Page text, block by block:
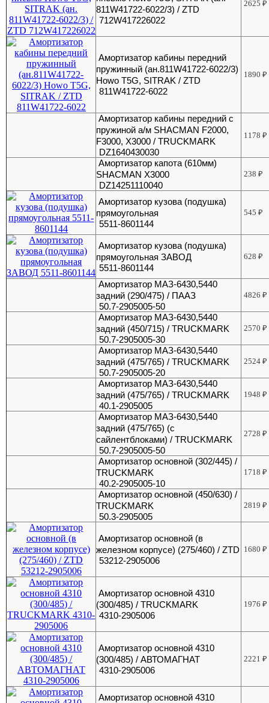
811W41722-6022/3) / ZTD
712W417226022
2625₽
Амортизатор кабины передний
пружинный (ан.811W41722-6022/3)
Howo T5G, SITRAK / ZTD
811W41722-6022
1890₽
Амортизатор кабины передний с
пружиной а/м SHACMAN F2000,
F3000, X3000 / TRUCKMARK
DZ1640430030
1178₽
Амортизатор капота (610мм)
SHACMAN X3000
DZ14251110040
238₽
Амортизатор кузова (подушка)
прямоугольная
5511-8601144
545₽
Амортизатор кузова (подушка)
прямоугольная ЗАВОД
5511-8601144
628₽
Амортизатор МАЗ-6430,5440
задний (290/475) / ПААЗ
50.7-2905005-50
4826₽
Амортизатор МАЗ-6430,5440
задний (450/715) / TRUCKMARK
50.7-2905005-30
2570₽
Амортизатор МАЗ-6430,5440
задний (475/765) / TRUCKMARK
50.7-2905005-20
2524₽
Амортизатор МАЗ-6430,5440
задний (475/765) / TRUCKMARK
40.1-2905005
1948₽
Амортизатор МАЗ-6430,5440
задний (475/765) (с
сайлентблоками) / TRUCKMARK
50.7-2905005-50
2728₽
Амортизатор основной (302/445) /
TRUCKMARK
40.2-2905005-10
1718₽
Амортизатор основной (450/630) /
TRUCKMARK
50.3-2905005
2819₽
Амортизатор основной (в
железном корпусе) (275/460) / ZTD
53212-2905006
1680₽
Амортизатор основной 4310
(300/485) / TRUCKMARK
4310-2905006
1976₽
Амортизатор основной 4310
(300/485) / АВТОМАГНАТ
4310-2905006
2221₽
Амортизатор основной 4310